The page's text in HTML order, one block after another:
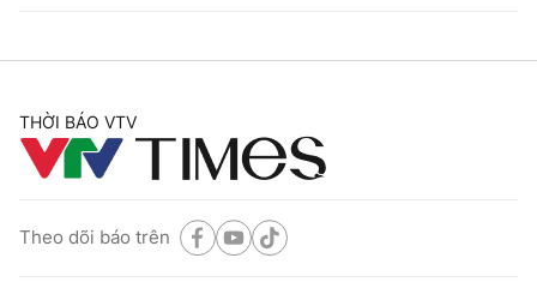
THỜI BÁO VTV
Theo dõi báo trên